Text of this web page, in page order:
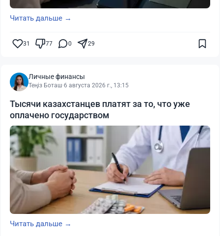
Читать дальше →
31 77 0 29
Личные финансы
Теңіз Боташ·6 августа 2026 г., 13:15
Тысячи казахстанцев платят за то, что уже
оплачено государством
Читать дальше →